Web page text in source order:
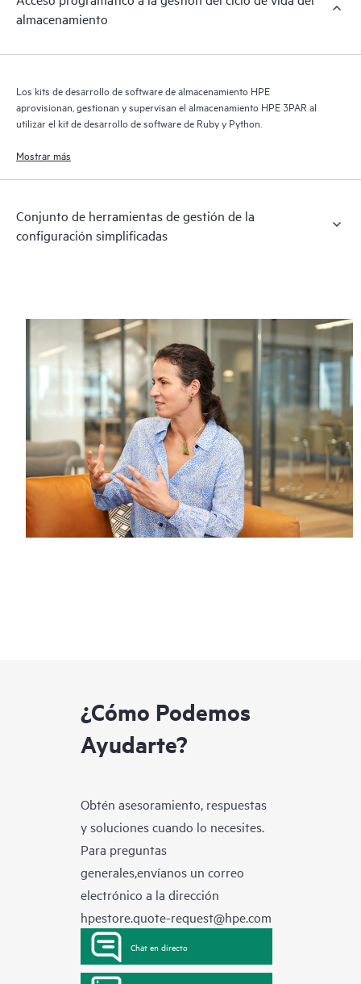
almacenamiento
Los kits de desarrollo de software de almacenamiento HPE
aprovisionan, gestionan y supervisan el almacenamiento HPE 3PAR al
utilizar el kit de desarrollo de software de Ruby y Python.
Mostrar más
Conjunto de herramientas de gestión de la
configuración simplificadas
¿Cómo Podemos
Ayudarte?
Obtén asesoramiento, respuestas
y soluciones cuando lo necesites.
Para preguntas
generales,envíanos un correo
electrónico a la dirección
hpestore.quote-request@hpe.com
Chat en directo